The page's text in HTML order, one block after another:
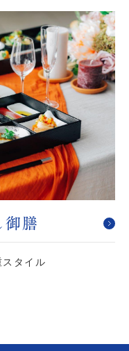
膳
タイル